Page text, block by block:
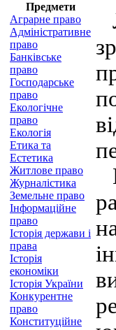
Предмети
Аграрне право
Адміністративне
право
Банківське
право
Господарське
право
Екологічне
право
Екологія
Етика та
Естетика
Житлове право
Журналістика
Земельне право
Інформаційне
право
Історія держави і
права
Історія
економіки
Історія України
Конкурентне
право
Конституційне